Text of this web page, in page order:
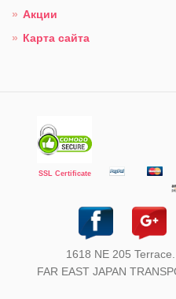
Акции
Карта сайта
SSL Certificate
1618 NE 205
FAR EAST JAPAN